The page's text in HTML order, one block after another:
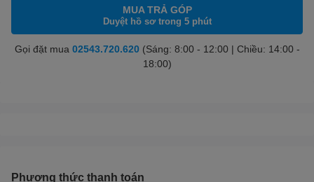
MUA TRẢ GÓP
Duyệt hồ sơ trong 5 phút
Gọi đặt mua 02543.720.620(Sáng: 8:00 - 12:00 | Chiều: 14:00 -
18:00)
Phương thức thanh toán